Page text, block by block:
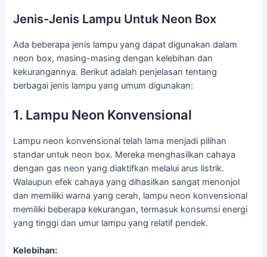
Jenis-Jenis Lampu Untuk Neon Box
Ada beberapa jenis lampu yang dapat digunakan dalam
neon box, masing-masing dengan kelebihan dan
kekurangannya. Berikut adalah penjelasan tentang
berbagai jenis lampu yang umum digunakan:
1. Lampu Neon Konvensional
Lampu neon konvensional telah lama menjadi pilihan
standar untuk neon box. Mereka menghasilkan cahaya
dengan gas neon yang diaktifkan melalui arus listrik.
Walaupun efek cahaya yang dihasilkan sangat menonjol
dan memiliki warna yang cerah, lampu neon konvensional
memiliki beberapa kekurangan, termasuk konsumsi energi
yang tinggi dan umur lampu yang relatif pendek.
Kelebihan: